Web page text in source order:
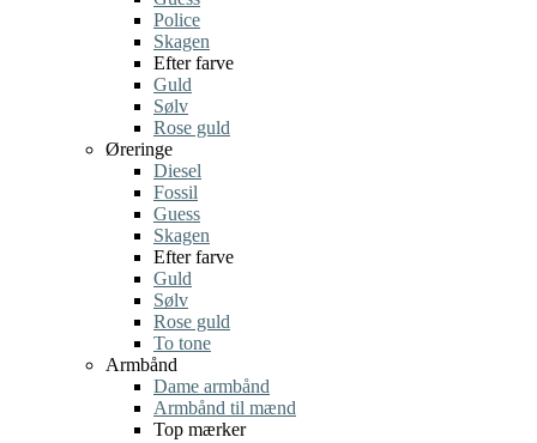
Police
Skagen
Efter farve
Guld
Sølv
Rose guld
Øreringe
Diesel
Fossil
Guess
Skagen
Efter farve
Guld
Sølv
Rose guld
To tone
Armbånd
Dame armbånd
Armbånd til mænd
Top mærker